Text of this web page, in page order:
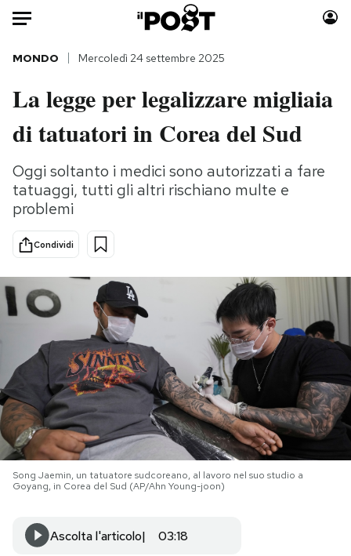
Auto
HOME
Italia
Politica
Tecnologia
Scienza
Economia
Sport
Moda
Consumismi
Storie/Idee
Altrecose
Mondiali calcio 2026
PODCAST
NEWSLETTER
I MIEI PREFERITI
SHOP
MONDO Mercoledì 24 settembre 2025
La legge per legalizzare migliaia
di tatuatori in Corea del Sud
Oggi soltanto i medici sono autorizzati a fare
tatuaggi, tutti gli altri rischiano multe e
problemi
Condividi
Song Jaemin, un tatuatore sudcoreano, al lavoro nel suo studio a
Goyang, in Corea del Sud (AP/Ahn Young-joon)
Ascolta l'articolo 03:18